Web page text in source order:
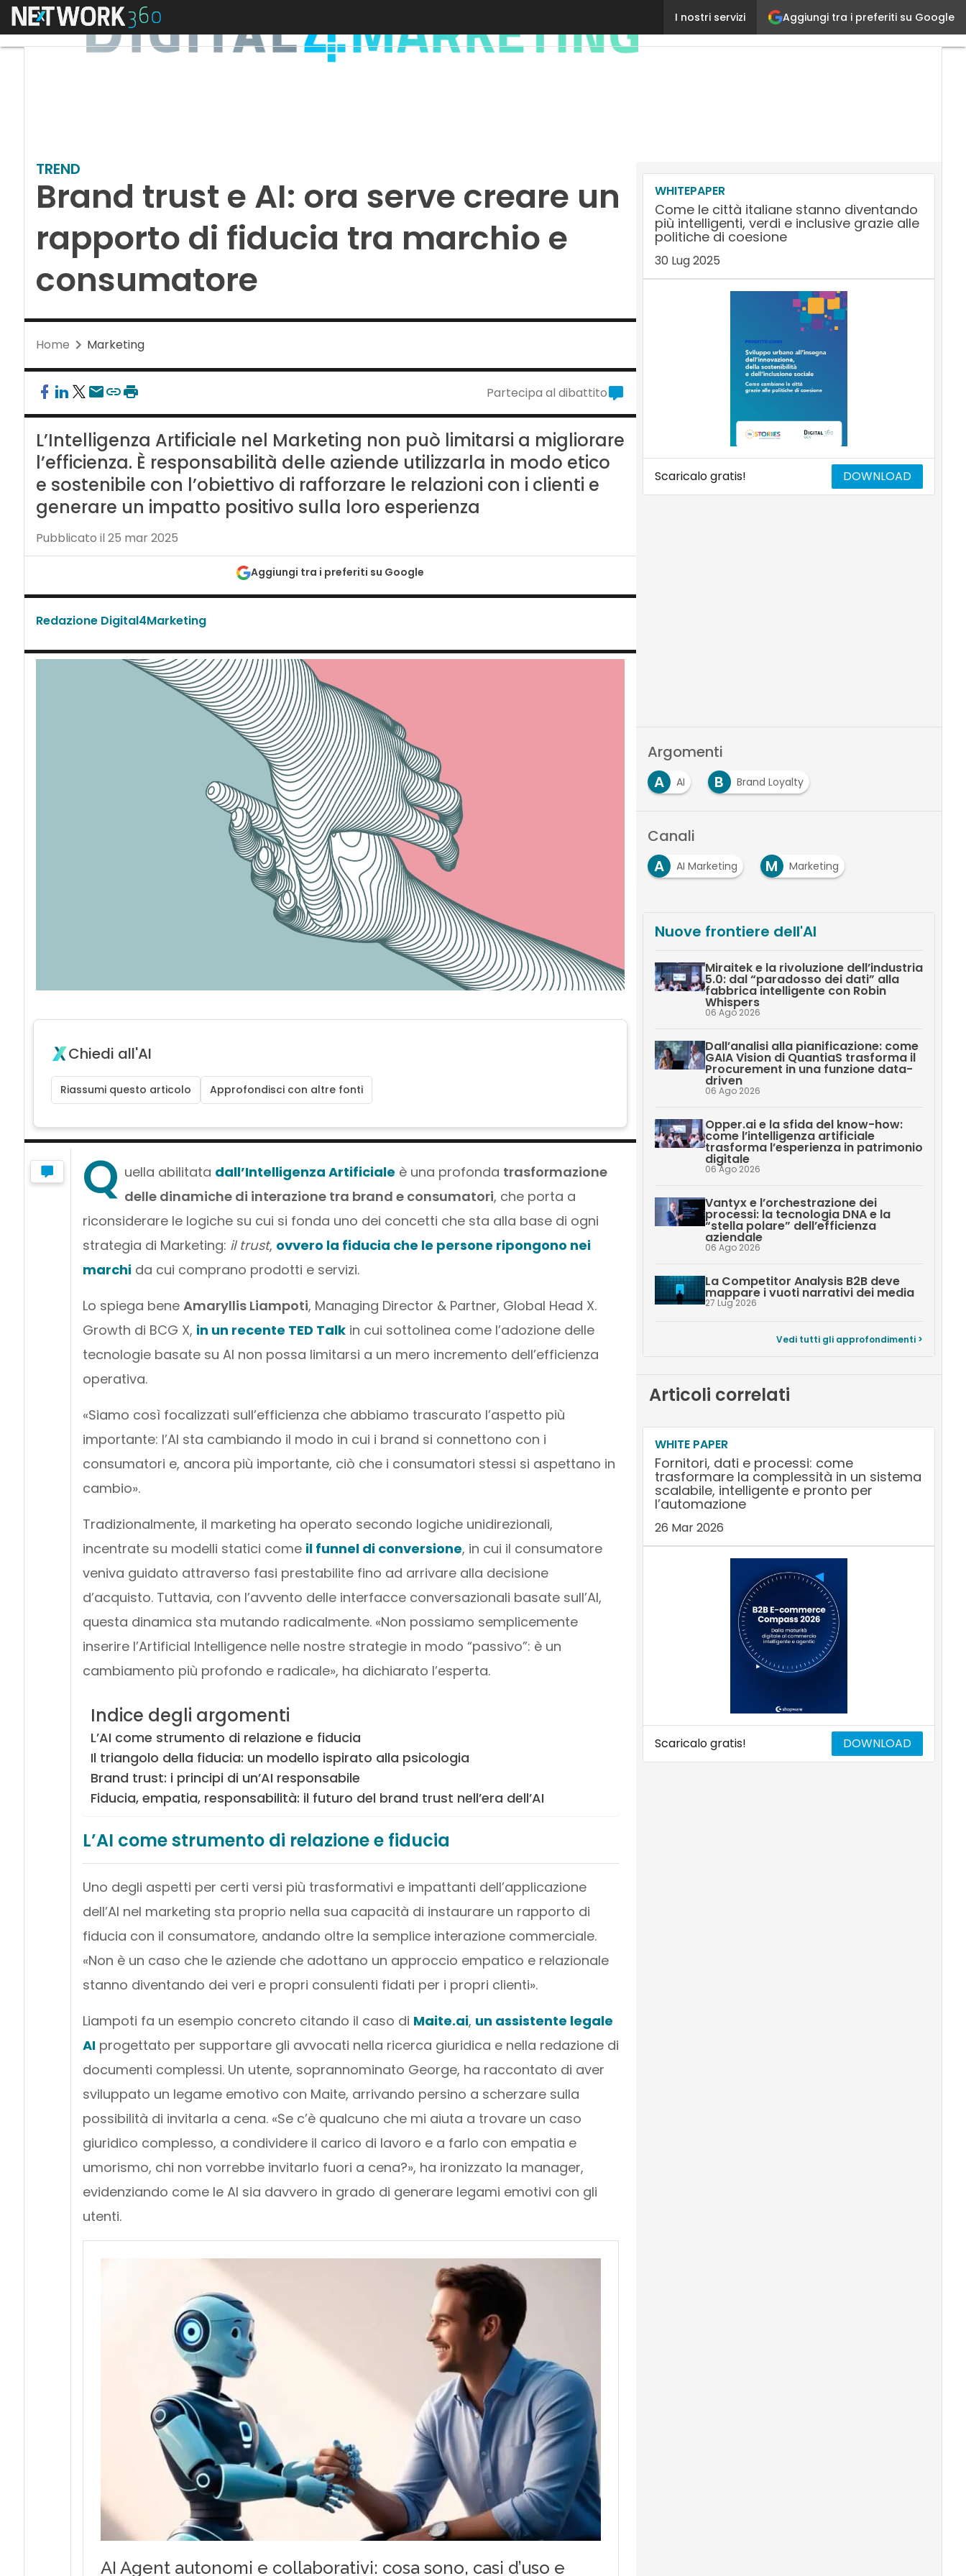
Aggiungi tra i preferiti su Google
I nostri servizi
Menu Brand trust e AI: ora serve creare un rapporto di
TREND
Brand trust e AI: ora serve creare un
rapporto di fiducia tra marchio e
consumatore
Home Marketing
Partecipa al dibattito
L’Intelligenza Artificiale nel Marketing non può limitarsi a migliorare
l’efficienza. È responsabilità delle aziende utilizzarla in modo etico
e sostenibile con l’obiettivo di rafforzare le relazioni con i clienti e
generare un impatto positivo sulla loro esperienza
Pubblicato il 25 mar 2025
Aggiungi tra i preferiti su Google
Redazione Digital4Marketing
Chiedi all'AI
Riassumi questo articolo Approfondisci con altre fonti
Q uella abilitata dall’Intelligenza Artificiale è una profonda trasformazione
delle dinamiche di interazione tra brand e consumatori, che porta a
riconsiderare le logiche su cui si fonda uno dei concetti che sta alla base di ogni
strategia di Marketing: il trust, ovvero la fiducia che le persone ripongono nei
marchida cui comprano prodotti e servizi.
Lo spiega bene Amaryllis Liampoti, Managing Director & Partner, Global Head X.
Growth di BCG X, in un recente TED Talkin cui sottolinea come l’adozione delle
tecnologie basate su AI non possa limitarsi a un mero incremento dell’efficienza
operativa.
«Siamo così focalizzati sull’efficienza che abbiamo trascurato l’aspetto più
importante: l’AI sta cambiando il modo in cui i brand si connettono con i
consumatori e, ancora più importante, ciò che i consumatori stessi si aspettano in
cambio».
Tradizionalmente, il marketing ha operato secondo logiche unidirezionali,
incentrate su modelli statici come il funnel di conversione, in cui il consumatore
veniva guidato attraverso fasi prestabilite fino ad arrivare alla decisione
d’acquisto. Tuttavia, con l’avvento delle interfacce conversazionali basate sull’AI,
questa dinamica sta mutando radicalmente. «Non possiamo semplicemente
inserire l’Artificial Intelligence nelle nostre strategie in modo “passivo”: è un
cambiamento più profondo e radicale», ha dichiarato l’esperta.
Indice degli argomenti
L’AI come strumento di relazione e fiducia
Il triangolo della fiducia: un modello ispirato alla psicologia
Brand trust: i principi di un’AI responsabile
Fiducia, empatia, responsabilità: il futuro del brand trust nell’era dell’AI
L’AI come strumento di relazione e fiducia
Uno degli aspetti per certi versi più trasformativi e impattanti dell’applicazione
dell’AI nel marketing sta proprio nella sua capacità di instaurare un rapporto di
fiducia con il consumatore, andando oltre la semplice interazione commerciale.
«Non è un caso che le aziende che adottano un approccio empatico e relazionale
stanno diventando dei veri e propri consulenti fidati per i propri clienti».
Liampoti fa un esempio concreto citando il caso di Maite.ai, un assistente legale
AIprogettato per supportare gli avvocati nella ricerca giuridica e nella redazione di
documenti complessi. Un utente, soprannominato George, ha raccontato di aver
sviluppato un legame emotivo con Maite, arrivando persino a scherzare sulla
possibilità di invitarla a cena. «Se c’è qualcuno che mi aiuta a trovare un caso
giuridico complesso, a condividere il carico di lavoro e a farlo con empatia e
umorismo, chi non vorrebbe invitarlo fuori a cena?», ha ironizzato la manager,
evidenziando come le AI sia davvero in grado di generare legami emotivi con gli
utenti.
WHITEPAPER
Come le città italiane stanno diventando
più intelligenti, verdi e inclusive grazie alle
politiche di coesione
30 Lug 2025
Scaricalo gratis! DOWNLOAD
Argomenti
A
AI B Brand Loyalty
Canali
A
AI Marketing M Marketing
Nuove frontiere dell'AI
Miraitek e la rivoluzione dell’industria
5.0: dal “paradosso dei dati” alla
fabbrica intelligente con Robin
Whispers
06 Ago 2026
Dall’analisi alla pianificazione: come
GAIA Vision di QuantiaS trasforma il
Procurement in una funzione data-
driven
06 Ago 2026
Opper.ai e la sfida del know-how:
come l’intelligenza artificiale
trasforma l’esperienza in patrimonio
digitale
06 Ago 2026
Vantyx e l’orchestrazione dei
processi: la tecnologia DNA e la
“stella polare” dell’efficienza
aziendale
06 Ago 2026
La Competitor Analysis B2B deve
mappare i vuoti narrativi dei media
27 Lug 2026
Vedi tutti gli approfondimenti >
Articoli correlati
WHITE PAPER
Fornitori, dati e processi: come
trasformare la complessità in un sistema
scalabile, intelligente e pronto per
l’automazione
26 Mar 2026
Scaricalo gratis! DOWNLOAD